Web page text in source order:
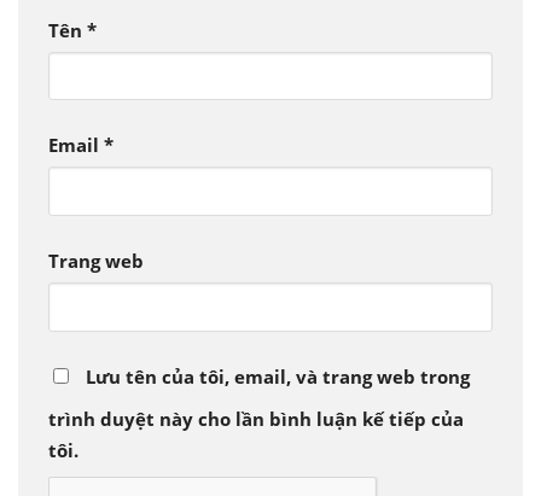
Tên *
Email *
Trang web
Lưu tên của tôi, email, và trang web trong
trình duyệt này cho lần bình luận kế tiếp của
tôi.